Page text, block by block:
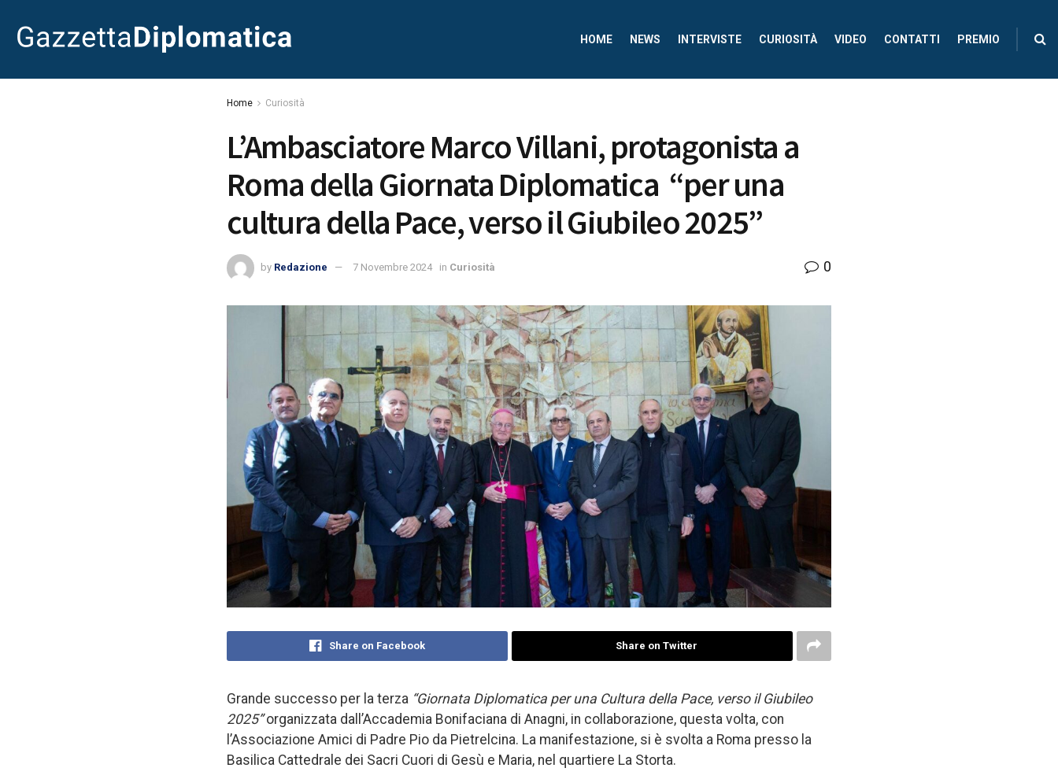
HOME NEWS INTERVISTE CURIOSITÀ VIDEO CONTATTI PREMIO
Home Curiosità
L’Ambasciatore Marco Villani, protagonista a
Roma della Giornata Diplomatica “per una
cultura della Pace, verso il Giubileo 2025”
by Redazione 7 Novembre 2024 in Curiosità 0
Share on Facebook Share on Twitter
Grande successo per la terza “Giornata Diplomatica per una Cultura della Pace, verso il Giubileo
2025”organizzata dall’Accademia Bonifaciana di Anagni, in collaborazione, questa volta, con
l’Associazione Amici di Padre Pio da Pietrelcina. La manifestazione, si è svolta a Roma presso la
Basilica Cattedrale dei Sacri Cuori di Gesù e Maria, nel quartiere La Storta.